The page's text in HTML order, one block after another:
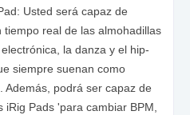
Usted será capaz de
real de las almohadillas
la danza y el hip-
siempre suenan como
Además, podrá ser capaz de
iRig Pads 'para cambiar BPM,